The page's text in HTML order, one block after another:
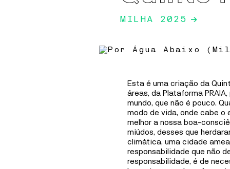
Action Programs
Archive
Mediation
Information
MILHA 2025 →
Esta é uma criação da
áreas, da Plataforma
mundo, que não é pouco.
modo de vida, onde cabe o
melhor a nossa boa-
miúdos, desses que
climática, uma cidade
responsabilidade que não
responsabilidade, é de